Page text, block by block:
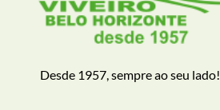
Desde 1957, sempre ao seu lado!